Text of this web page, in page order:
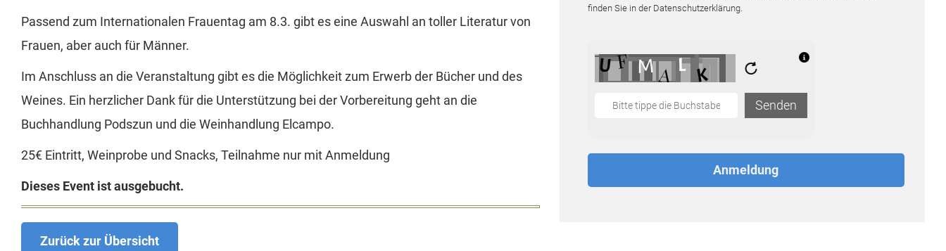
Passend zum Internationalen Frauentag am 8.3. gibt es eine Auswahl an toller Literatur von
Frauen, aber auch für Männer.
Im Anschluss an die Veranstaltung gibt es die Möglichkeit zum Erwerb der Bücher und des
Weines. Ein herzlicher Dank für die Unterstützung bei der Vorbereitung geht an die
Buchhandlung Podszun und die Weinhandlung Elcampo.
25€ Eintritt, Weinprobe und Snacks, Teilnahme nur mit Anmeldung
Dieses Event ist ausgebucht.
Zurück zur Übersicht
finden Sie in der Datenschutzerklärung.
Senden